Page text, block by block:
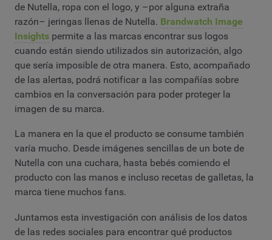
de Nutella, ropa con el logo, y –por alguna extraña
razón– jeringas llenas de Nutella. Brandwatch Image
Insights permite a las marcas encontrar sus logos
cuando están siendo utilizados sin autorización, algo
que sería imposible de otra manera. Esto, acompañado
de las alertas, podrá notificar a las compañías sobre
cambios en la conversación para poder proteger la
imagen de su marca.
La manera en la que el producto se consume también
varía mucho. Desde imágenes sencillas de un bote de
Nutella con una cuchara, hasta bebés comiendo el
producto con las manos e incluso recetas de galletas, la
marca tiene muchos fans.
Juntamos esta investigación con análisis de los datos
de las redes sociales para encontrar qué productos